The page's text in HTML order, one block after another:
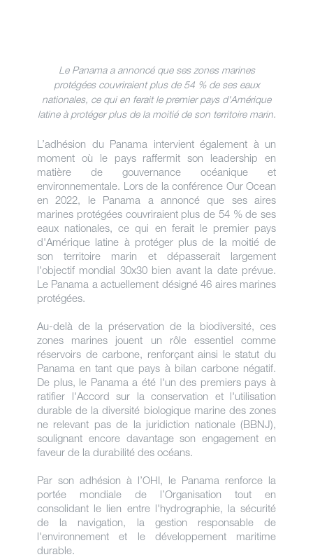
Le Panama a annoncé que ses zones marines
protégées couvriraient plus de 54 % de ses eaux
nationales, ce qui en ferait le premier pays d'Amérique
latine à protéger plus de la moitié de son territoire marin.
L’adhésion du Panama intervient également à un
moment où le pays raffermit son leadership en
matière de gouvernance océanique et
environnementale. Lors de la conférence Our Ocean
en 2022, le Panama a annoncé que ses aires
marines protégées couvriraient plus de 54 % de ses
eaux nationales, ce qui en ferait le premier pays
d'Amérique latine à protéger plus de la moitié de
son territoire marin et dépasserait largement
l'objectif mondial 30x30 bien avant la date prévue.
Le Panama a actuellement désigné 46 aires marines
protégées.
Au-delà de la préservation de la biodiversité, ces
zones marines jouent un rôle essentiel comme
réservoirs de carbone, renforçant ainsi le statut du
Panama en tant que pays à bilan carbone négatif.
De plus, le Panama a été l'un des premiers pays à
ratifier l'Accord sur la conservation et l'utilisation
durable de la diversité biologique marine des zones
ne relevant pas de la juridiction nationale (BBNJ),
soulignant encore davantage son engagement en
faveur de la durabilité des océans.
Par son adhésion à l’OHI, le Panama renforce la
portée mondiale de l’Organisation tout en
consolidant le lien entre l'hydrographie, la sécurité
de la navigation, la gestion responsable de
l'environnement et le développement maritime
durable.